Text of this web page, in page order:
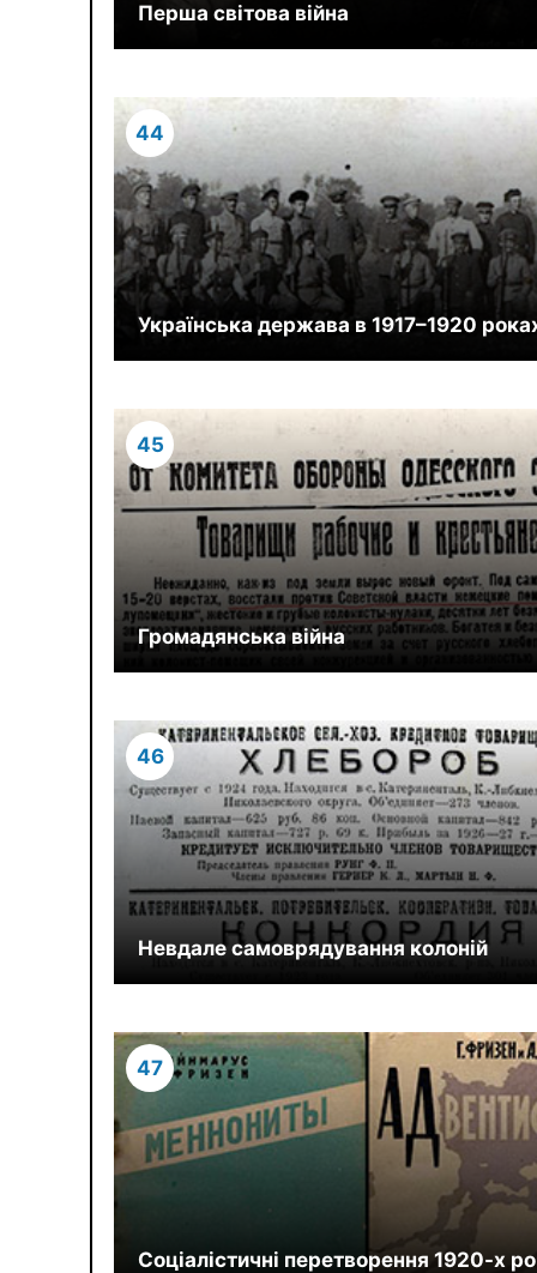
Перша світова війна
44
Українська держава в 1917–1920
45
Громадянська війна
46
Невдале самоврядування колоній
47
Соціалістичні перетворення 1920-х